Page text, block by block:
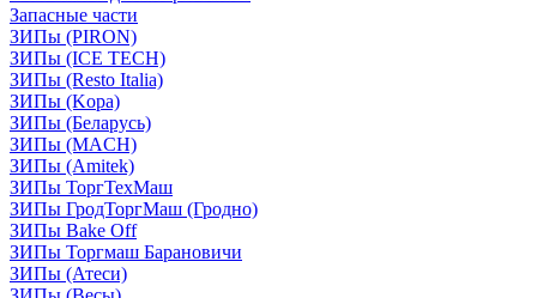
Запасные части
ЗИПы (PIRON)
ЗИПы (ICE TECH)
ЗИПы (Resto Italia)
ЗИПы (Kopa)
ЗИПы (Беларусь)
ЗИПы (MACH)
ЗИПы (Amitek)
ЗИПы ТоргТехМаш
ЗИПы ГродТоргМаш (Гродно)
ЗИПы Bake Off
ЗИПы Торгмаш Барановичи
ЗИПы (Атеси)